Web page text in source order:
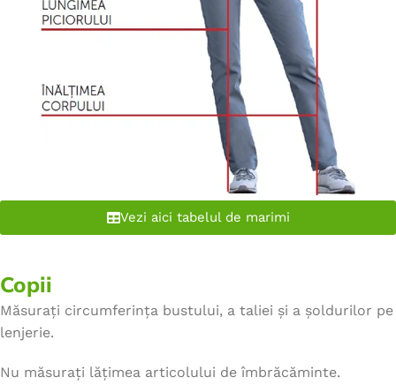
Vezi aici tabelul de marimi
Copii
Măsurați circumferința bustului, a taliei și a șoldurilor pe
lenjerie.
Nu măsurați lățimea articolului de îmbrăcăminte.